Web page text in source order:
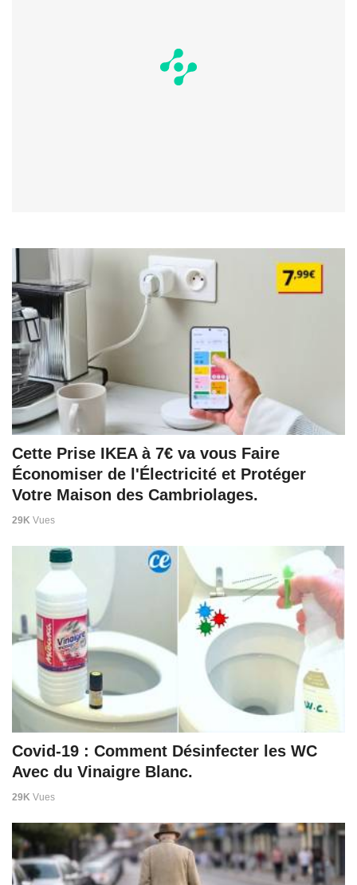
Cette Prise IKEA à 7€ va vous Faire
Économiser de l'Électricité et Protéger
Votre Maison des Cambriolages.
29K Vues
Covid-19 : Comment Désinfecter les WC
Avec du Vinaigre Blanc.
29K Vues